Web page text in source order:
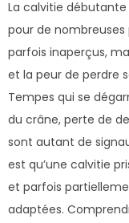
La calvitie
pour de nombreuses
parfois inaperçus,
et la peur de perdre
Tempes qui se
du crâne, perte de
sont autant de
est qu’une calvitie
et parfois
adaptées.